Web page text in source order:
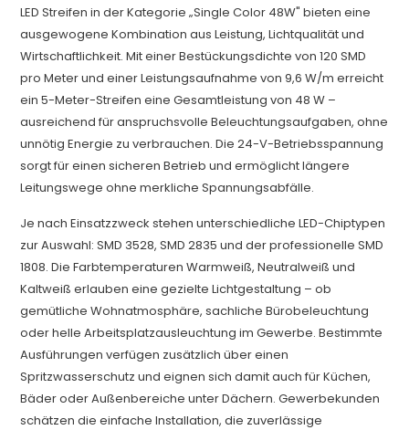
LED Streifen in der Kategorie „Single Color 48W" bieten eine
ausgewogene Kombination aus Leistung, Lichtqualität und
Wirtschaftlichkeit. Mit einer Bestückungsdichte von 120 SMD
pro Meter und einer Leistungsaufnahme von 9,6 W/m erreicht
ein 5-Meter-Streifen eine Gesamtleistung von 48 W –
ausreichend für anspruchsvolle Beleuchtungsaufgaben, ohne
unnötig Energie zu verbrauchen. Die 24-V-Betriebsspannung
sorgt für einen sicheren Betrieb und ermöglicht längere
Leitungswege ohne merkliche Spannungsabfälle.
Je nach Einsatzzweck stehen unterschiedliche LED-Chiptypen
zur Auswahl: SMD 3528, SMD 2835 und der professionelle SMD
1808. Die Farbtemperaturen Warmweiß, Neutralweiß und
Kaltweiß erlauben eine gezielte Lichtgestaltung – ob
gemütliche Wohnatmosphäre, sachliche Bürobeleuchtung
oder helle Arbeitsplatzausleuchtung im Gewerbe. Bestimmte
Ausführungen verfügen zusätzlich über einen
Spritzwasserschutz und eignen sich damit auch für Küchen,
Bäder oder Außenbereiche unter Dächern. Gewerbekunden
schätzen die einfache Installation, die zuverlässige